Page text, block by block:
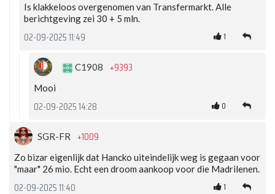
Is klakkeloos overgenomen van Transfermarkt. Alle
berichtgeving zei 30 + 5 mln.
02-09-2025 11:49 1
C1908 +9393
Mooi
02-09-2025 14:28 0
SGR-FR +1009
Zo bizar eigenlijk dat Hancko uiteindelijk weg is gegaan voor
"maar" 26 mio. Echt een droom aankoop voor die Madrilenen.
02-09-2025 11:40 1